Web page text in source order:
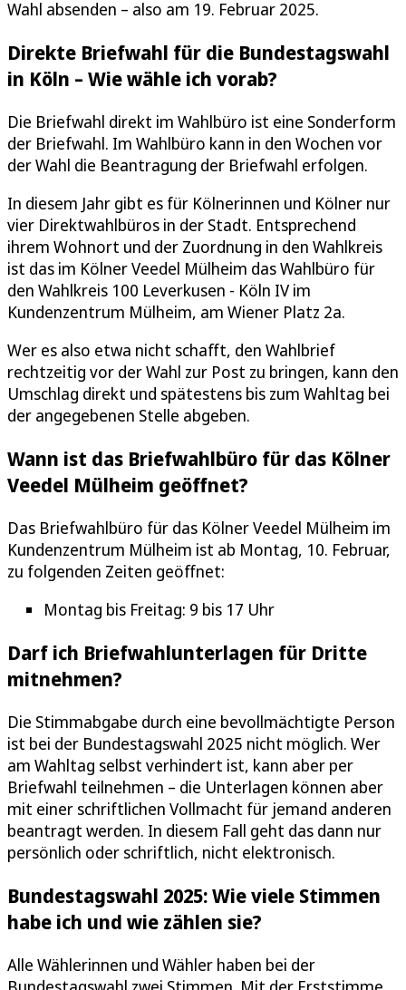
Wahl absenden – also am 19. Februar 2025.
Direkte Briefwahl für die Bundestagswahl
in Köln – Wie wähle ich vorab?
Die Briefwahl direkt im Wahlbüro ist eine Sonderform
der Briefwahl. Im Wahlbüro kann in den Wochen vor
der Wahl die Beantragung der Briefwahl erfolgen.
In diesem Jahr gibt es für Kölnerinnen und Kölner nur
vier Direktwahlbüros in der Stadt. Entsprechend
ihrem Wohnort und der Zuordnung in den Wahlkreis
ist das im Kölner Veedel Mülheim das Wahlbüro für
den Wahlkreis 100 Leverkusen - Köln IV im
Kundenzentrum Mülheim, am Wiener Platz 2a.
Wer es also etwa nicht schafft, den Wahlbrief
rechtzeitig vor der Wahl zur Post zu bringen, kann den
Umschlag direkt und spätestens bis zum Wahltag bei
der angegebenen Stelle abgeben.
Wann ist das Briefwahlbüro für das Kölner
Veedel Mülheim geöffnet?
Das Briefwahlbüro für das Kölner Veedel Mülheim im
Kundenzentrum Mülheim ist ab Montag, 10. Februar,
zu folgenden Zeiten geöffnet:
Montag bis Freitag: 9 bis 17 Uhr
Darf ich Briefwahlunterlagen für Dritte
mitnehmen?
Die Stimmabgabe durch eine bevollmächtigte Person
ist bei der Bundestagswahl 2025 nicht möglich. Wer
am Wahltag selbst verhindert ist, kann aber per
Briefwahl teilnehmen – die Unterlagen können aber
mit einer schriftlichen Vollmacht für jemand anderen
beantragt werden. In diesem Fall geht das dann nur
persönlich oder schriftlich, nicht elektronisch.
Bundestagswahl 2025: Wie viele Stimmen
habe ich und wie zählen sie?
Alle Wählerinnen und Wähler haben bei der